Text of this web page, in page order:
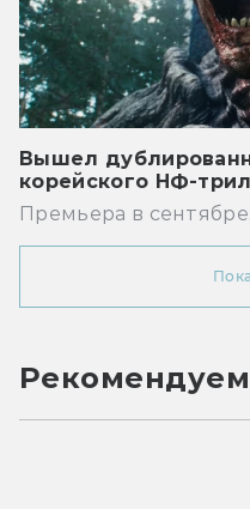
Вышел
корейского НФ-
Премьера в сентябре.
Рекомендуем